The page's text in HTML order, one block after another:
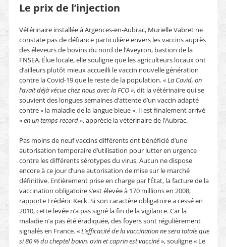
Le prix de l’injection
Vétérinaire installée à Argences-en-Aubrac, Murielle Vabret ne
constate pas de défiance particulière envers les vaccins auprès
des éleveurs de bovins du nord de l’Aveyron, bastion de la
FNSEA. Élue locale, elle souligne que les agriculteurs locaux ont
d’ailleurs plutôt mieux accueilli le vaccin nouvelle génération
contre la Covid-19 que le reste de la population. «La Covid, on
l’avait déjà vécue chez nous avec la FCO», dit la vétérinaire qui se
souvient des longues semaines d’attente d’un vaccin adapté
contre « la maladie de la langue bleue ». Il est finalement arrivé
«en un temps record», apprécie la vétérinaire de l’Aubrac.
Pas moins de neuf vaccins différents ont bénéficié d’une
autorisation temporaire d’utilisation pour lutter en urgence
contre les différents sérotypes du virus. Aucun ne dispose
encore à ce jour d’une autorisation de mise sur le marché
définitive. Entièrement prise en charge par l’État, la facture de la
vaccination obligatoire s’est élevée à 170 millions en 2008,
rapporte Frédéric Keck. Si son caractère obligatoire a cessé en
2010, cette levée n’a pas signé la fin de la vigilance. Car la
maladie n’a pas été éradiquée, des foyers sont régulièrement
signalés en France. «L’efficacité de la vaccination ne sera totale que
si 80 % du cheptel bovin, ovin et caprin est vacciné», souligne « Le